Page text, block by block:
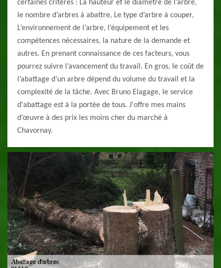
certaines critères : La hauteur et le diamètre de l’arbre,
le nombre d’arbres à abattre, Le type d’arbre à couper,
L’environnement de l’arbre, l’équipement et les
compétences nécessaires, la nature de la demande et
autres. En prenant connaissance de ces facteurs, vous
pourrez suivre l’avancement du travail. En gros, le coût de
l’abattage d’un arbre dépend du volume du travail et la
complexité de la tâche. Avec Bruno Elagage, le service
d'abattage est à la portée de tous. J'offre mes mains
d’œuvre à des prix les moins cher du marché à
Chavornay.